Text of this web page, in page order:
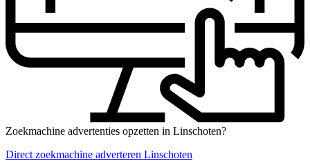
Zoekmachine advertenties opzetten in Linschoten?
Direct zoekmachine adverteren Linschoten